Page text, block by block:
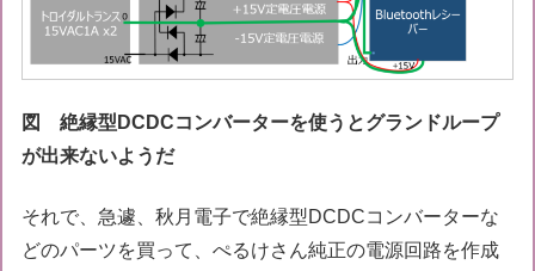
図 絶縁型DCDCコンバーターを使うとグランドループ
が出来ないようだ
それで、急遽、秋月電子で絶縁型DCDCコンバーターな
どのパーツを買って、ぺるけさん純正の電源回路を作成